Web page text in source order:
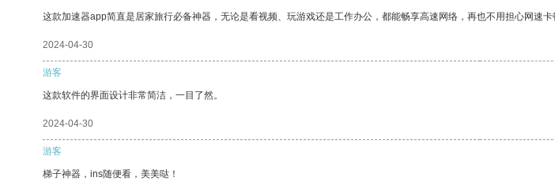
这款加速器app简直是居家旅行必备神器，无论是看视频、玩游戏还是工作办公，都能畅享高速网络，再也不用担心网速
2024-04-30
游客
这款软件的界面设计非常简洁，一目了然。
2024-04-30
游客
梯子神器，ins随便看，美美哒！